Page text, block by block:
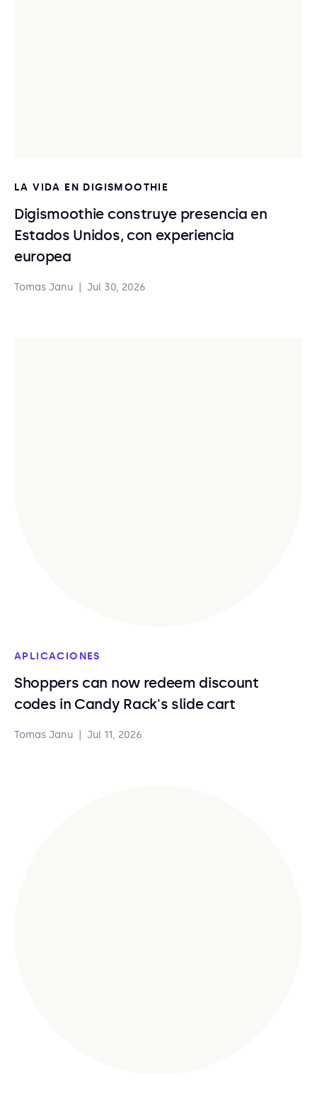
LA VIDA EN DIGISMOOTHIE
Digismoothie construye presencia en
Estados Unidos, con experiencia
europea
Tomas Janu Jul 30, 2026
APLICACIONES
Shoppers can now redeem discount
codes in Candy Rack's slide cart
Tomas Janu Jul 11, 2026